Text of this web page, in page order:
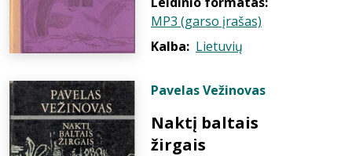
MP3 (garso įrašas)
Kalba: Lietuvių
Pavelas Vežinovas
Naktį baltais
žirgais